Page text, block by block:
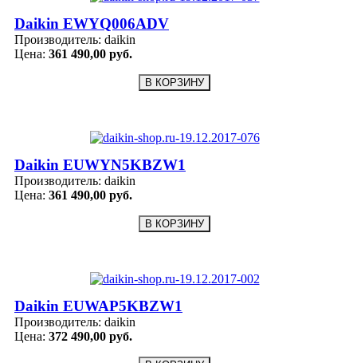
Daikin EWYQ006ADV
Производитель: daikin
Цена: 361 490,00 руб.
Daikin EUWYN5KBZW1
Производитель: daikin
Цена: 361 490,00 руб.
Daikin EUWAP5KBZW1
Производитель: daikin
Цена: 372 490,00 руб.